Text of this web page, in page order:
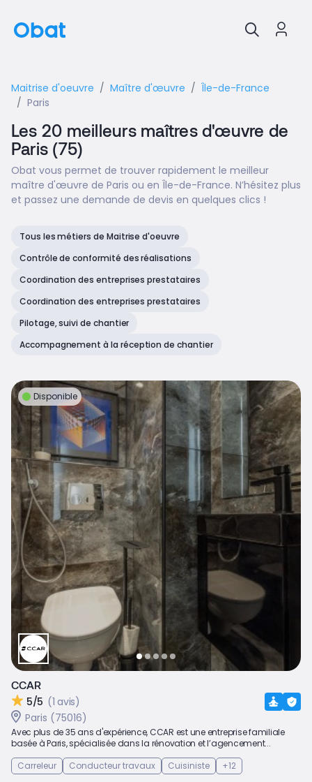
Maitrise d'oeuvre Maître d'œuvre
Île-de-France
Paris
Les 20 meilleurs maîtres d'œuvre de
Paris (75)
Obat vous permet de trouver rapidement le meilleur
maître d'œuvre de Paris ou en Île-de-France. N’hésitez plus
et passez une demande de devis en quelques clics !
Tous les métiers de Maitrise d'oeuvre
Contrôle de conformité des réalisations
Coordination des entreprises prestataires
Coordination des entreprises prestataires
Pilotage, suivi de chantier
Accompagnement à la réception de chantier
Disponible
CCAR
5/5 (1 avis)
Paris (75016)
Avec plus de 35 ans d'expérience, CCAR est une entreprise familiale
basée à Paris, spécialisée dans la rénovation et l’agencement...
Carreleur
Conducteur travaux Cuisiniste +12